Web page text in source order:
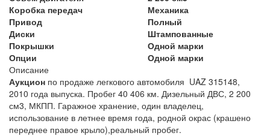
Коробка передач
Механика
Привод
Полный
Диски
Штампованные
Покрышки
Одной марки
Опции
Одной марки
Описание
Аукцион по продаже легкового автомобиля UAZ 315148,
2010 года выпуска. Пробег 40 406 км. Дизельный ДВС, 2 200
см3, МКПП. Гаражное хранение, один владелец,
использование в летнее время года, родной окрас (крашено
переднее правое крыло),реальный пробег.